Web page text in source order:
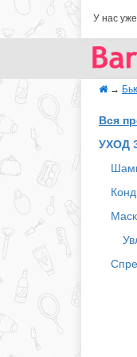
У нас уже
→
Вся
УХОД